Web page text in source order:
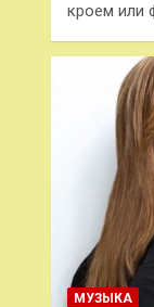
кроем или
МУЗЫКА